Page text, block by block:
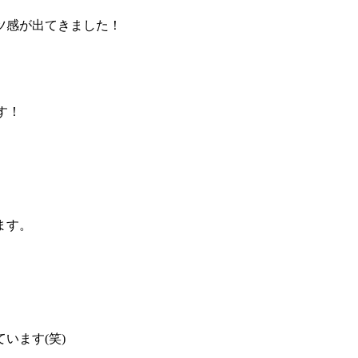
が出てきました！
！
。
います(笑)